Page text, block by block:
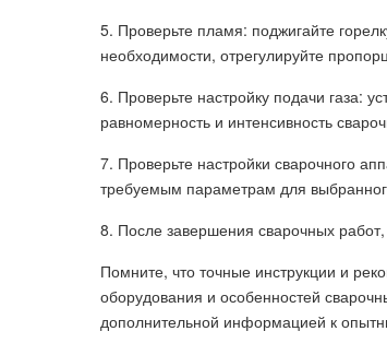
5. Проверьте пламя: поджигайте
необходимости, отрегулируйте
6. Проверьте настройку подачи газа:
равномерность и интенсивность
7. Проверьте настройки сварочного
требуемым параметрам для
8. После завершения сварочных
Помните, что точные инструкции и
оборудования и особенностей
дополнительной информацией к